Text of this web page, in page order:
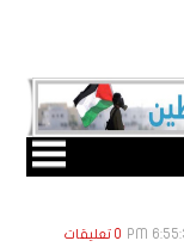
0 تعليقات